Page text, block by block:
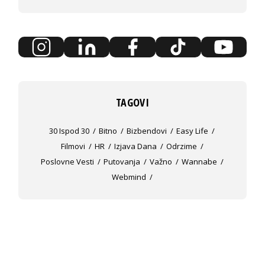
TAGOVI
30 Ispod 30 Bitno Bizbendovi
Easy Life
Filmovi
HR Izjava Dana
Odrzime
Poslovne Vesti
Putovanja Važno
Wannabe
Webmind